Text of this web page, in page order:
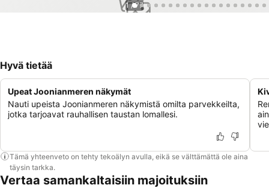
1 / 77
Hyvä tietää
Upeat Joonianmeren näkymät
Nauti upeista Joonianmeren näkymistä omilta parvekkeilta,
jotka tarjoavat rauhallisen taustan lomallesi.
Tämä yhteenveto on tehty tekoälyn avulla, eikä se välttämättä ole aina
täysin tarkka.
Vertaa samankaltaisiin majoituksiin